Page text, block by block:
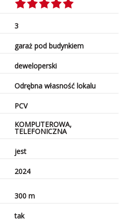
3
garaż pod budynkiem
deweloperski
Odrębna własność lokalu
PCV
KOMPUTEROWA,
TELEFONICZNA
jest
2024
300 m
tak